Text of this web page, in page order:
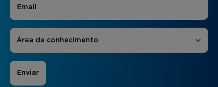
Áreas de Interesse
Área de conhecimento